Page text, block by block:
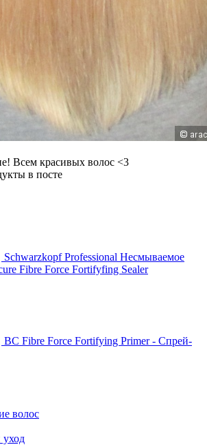
Всем красивых волос <3
в посте
Schwarzkopf Professional Несмываемое
Fibre Force Fortifyfing Sealer
BC Fibre Force Fortifying Primer - Спрей-
волос